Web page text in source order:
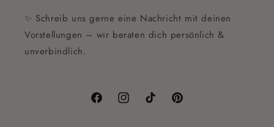
✨ Schreib uns gerne eine Nachricht mit deinen
Vorstellungen – wir beraten dich persönlich &
unverbindlich.
FacebookInstagramTikTok Pinterest